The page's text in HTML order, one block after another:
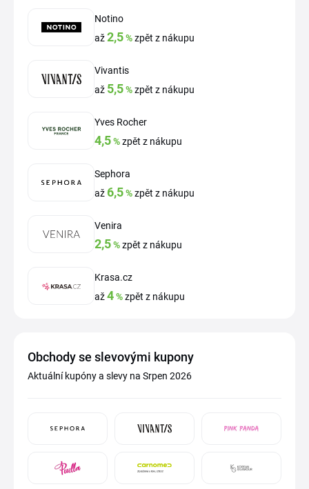
Notino
až2,5%zpět z nákupu
Vivantis
až 5,5%zpět z nákupu
Yves Rocher
4,5%zpět z nákupu
Sephora
až 6,5%zpět z nákupu
Venira
2,5%zpět z nákupu
Krasa.cz
až4%zpět z nákupu
Obchody se slevovými kupony
Aktuální kupóny a slevy na Srpen 2026